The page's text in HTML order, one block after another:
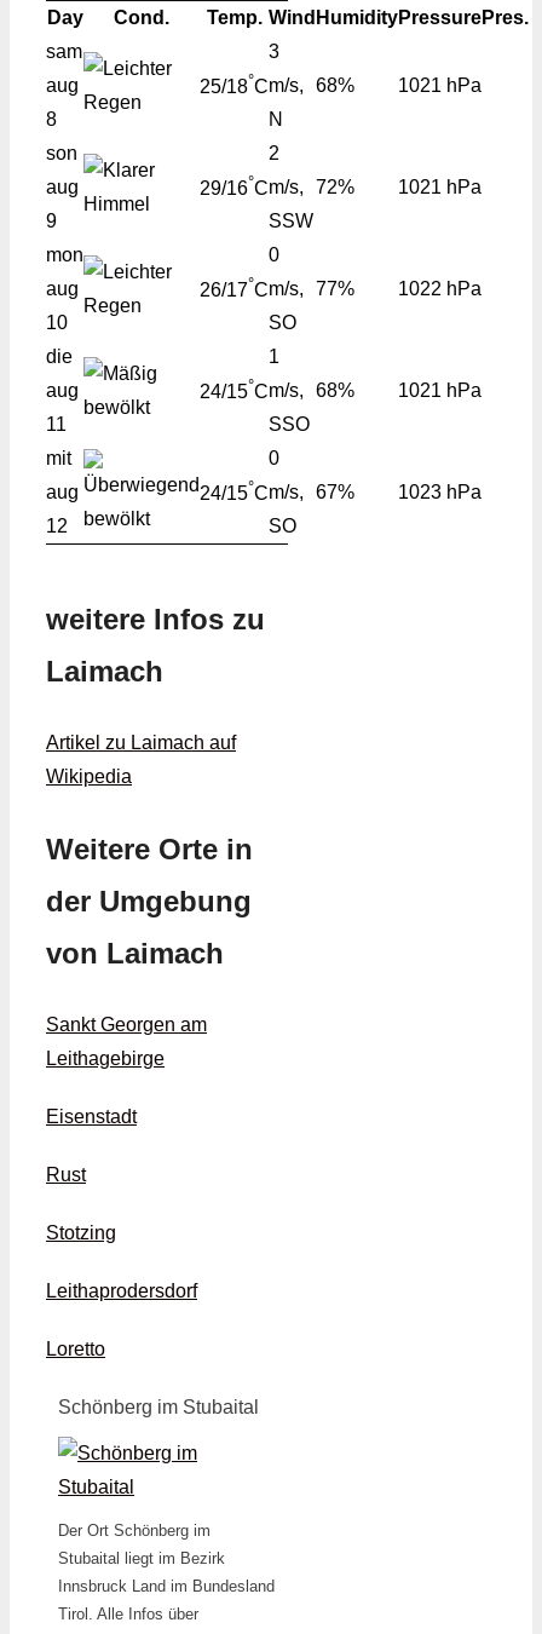
Day Cond. Temp. Wind HumidityPressurePres.
sam
aug
8
25/18°C
3
m/s,
N
68% 1021 hPa
son
aug
9
29/16°C
2
m/s,
SSW
72% 1021 hPa
mon
aug
10
26/17°C
0
m/s,
SO
77% 1022 hPa
die
aug
11
24/15°C
1
m/s,
SSO
68% 1021 hPa
mit
aug
12
24/15°C
0
m/s,
SO
67% 1023 hPa
weitere Infos zu
Laimach
Artikel zu Laimach auf
Wikipedia
Weitere Orte in
der Umgebung
von Laimach
Sankt Georgen am
Leithagebirge
Eisenstadt
Rust
Stotzing
Leithaprodersdorf
Loretto
Schönberg im Stubaital
Der Ort Schönberg im
Stubaital liegt im Bezirk
Innsbruck Land im Bundesland
Tirol. Alle Infos über